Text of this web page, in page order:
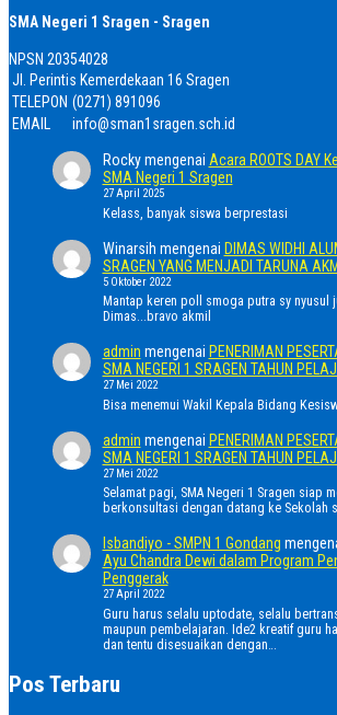
SMA Negeri 1 Sragen - Sragen
NPSN 20354028
Jl. Perintis Kemerdekaan 16 Sragen
TELEPON (0271) 891096
EMAIL
info@sman1sragen.sch.id
Rockymengenai Acara ROOTS DAY
SMA Negeri 1 Sragen
27 April 2025
Kelass, banyak siswa berprestasi
Winarsih mengenai DIMAS WIDHI
SRAGEN YANG MENJADI TARUNA
5 Oktober 2022
Mantap keren poll smoga putra sy nyusul
Dimas...bravo akmil
admin mengenai PENERIMAN
SMA NEGERI 1 SRAGEN TAHUN
27 Mei 2022
Bisa menemui Wakil Kepala Bidang
admin mengenai PENERIMAN
SMA NEGERI 1 SRAGEN TAHUN
27 Mei 2022
Selamat pagi, SMA Negeri 1 Sragen siap
berkonsultasi dengan datang ke Sekolah
Isbandiyo - SMPN 1 Gondang
Ayu Chandra Dewi dalam Program
Penggerak
27 April 2022
Guru harus selalu uptodate, selalu
maupun pembelajaran. Ide2 kreatif guru
dan tentu disesuaikan dengan…
Pos Terbaru